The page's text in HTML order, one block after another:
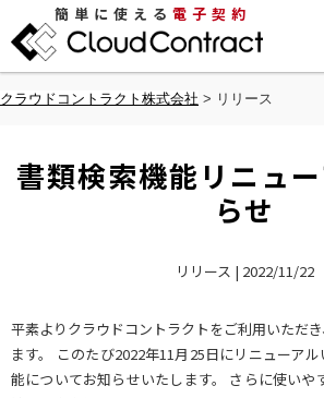
簡単に使える 電子契約
クラウドコントラクト株式会社 > リリース
書類検索機能リニュ
らせ
リリース | 2022/11/22
平素よりクラウドコントラクトをご利用いただ
ます。 このたび2022年11月25日にリニューア
能についてお知らせいたします。 さらに使いや